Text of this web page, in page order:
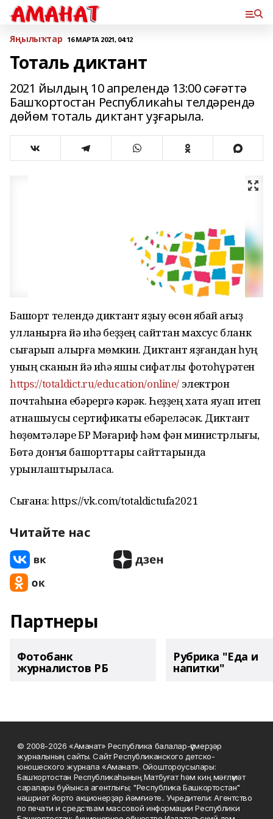
Яңылыҡтар 16 МАРТА 2021, 04:12
Тоталь диктант
2021 йылдың 10 апрелендә 13:00 сәғәттә
Башҡортостан Республикаһы телдәрендә
дөйөм тоталь диктант уҙғарыла.
Башҡорт телендә диктант яҙыу өсөн ябай ҡағыҙ
ҡулланырға йә иһә беҙҙең сайттан махсус бланк
сығарып алырға мөмкин. Диктант яҙғандан һуң
уның сканын йә иһә яҡшы сифатлы фотоһүрәтен
https://totaldict.ru/education/online/ электрон
почтаһына ебәрергә кәрәк. Һеҙҙең хатҡа яуап итеп
ҡатнашыусы сертификаты ебәреләсәк. Диктант
һөҙөмтәләре БР Мәғариф һәм фән министрлығы,
Бөтә донъя башҡорттары сайттарында
урынлаштырыласаҡ.
Сығанаҡ: https://vk.com/totaldictufa2021
Читайте нас
Партнеры
Фотобанк
журналистов РБ
Рубрика "Еда и
напитки"
© 2008-2026 «Аманат» Республика балалар-үҫмерҙәр
журналының сайты. Сайт Республиканского детско-
юношеского журнала «Аманат». Ойоштороусылары:
Башҡортостан Республикаһының Матбуғат һәм киң мәғлүмәт
саралары буйынса агентлығы; "Республика Башкортостан"
нәшриәт йорто акционерҙар йәмғиәте.. Учредители: Агентство
по печати и средствам массовой информации Республики